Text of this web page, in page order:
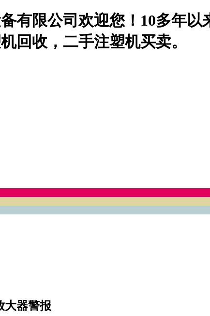
有限公司欢迎您！10多年
回收，二手注塑机买卖。
大器警报